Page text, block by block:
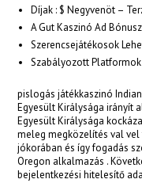
Díjak : $ Negyvenöt –
A Gut Kaszinó Ad
Szerencsejátékosok
Szabályozott
pislogás játékkaszinó
Egyesült Királysága irányít
Egyesült Királysága
meleg megközelítés val vel
jókorában és így fogadás
Oregon alkalmazás .
bejelentkezési hitelesítő